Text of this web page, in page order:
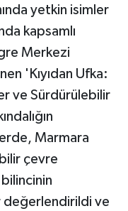
yetkin isimler
kapsamlı
Merkezi
'Kıyıdan Ufka:
ve Sürdürülebilir
Marmara
çevre
değerlendirildi ve